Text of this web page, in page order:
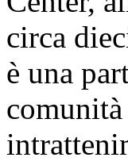
circa
è una